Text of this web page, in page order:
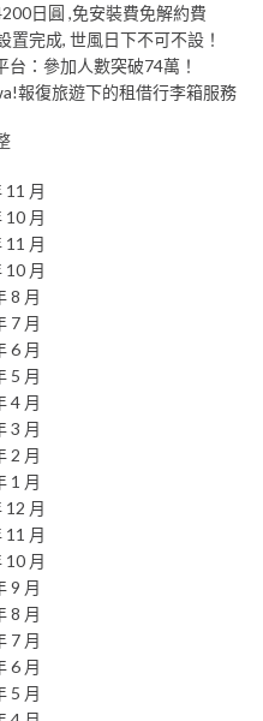
日圓 ,免安裝費免解約費
置完成, 世風日下不可不設！
台：參加人數突破74萬！
報復旅遊下的租借行李箱服務
11 月
10 月
11 月
10 月
8 月
7 月
6 月
5 月
4 月
3 月
2 月
1 月
12 月
11 月
10 月
9 月
8 月
7 月
6 月
5 月